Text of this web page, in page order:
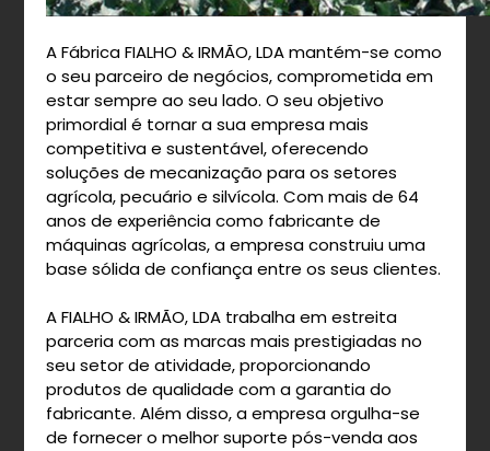
A Fábrica FIALHO & IRMÃO, LDA mantém-se como
o seu parceiro de negócios, comprometida em
estar sempre ao seu lado. O seu objetivo
primordial é tornar a sua empresa mais
competitiva e sustentável, oferecendo
soluções de mecanização para os setores
agrícola, pecuário e silvícola. Com mais de 64
anos de experiência como fabricante de
máquinas agrícolas, a empresa construiu uma
base sólida de confiança entre os seus clientes.
A FIALHO & IRMÃO, LDA trabalha em estreita
parceria com as marcas mais prestigiadas no
seu setor de atividade, proporcionando
produtos de qualidade com a garantia do
fabricante. Além disso, a empresa orgulha-se
de fornecer o melhor suporte pós-venda aos